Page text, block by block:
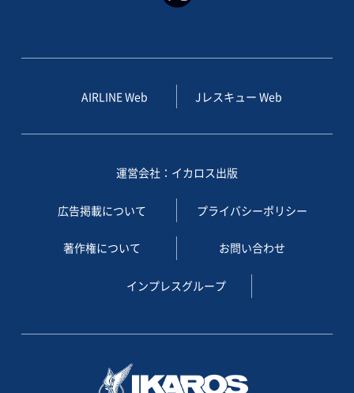
AIRLINE Web Jレスキュー Web
運営会社：イカロス出版
広告掲載について プライバシーポリシー
著作権について お問い合わせ
インプレスグループ